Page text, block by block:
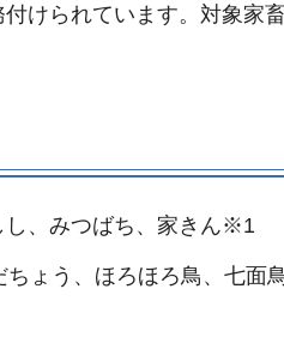
けられています。対象家
し、みつばち、家きん※1
ょう、ほろほろ鳥、七面